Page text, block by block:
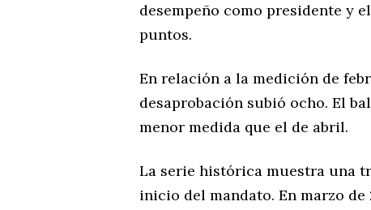
desempeño como presidente y
puntos.
En relación a la medición de
desaprobación subió ocho. El
menor medida que el de abril.
La serie histórica muestra una
inicio del mandato. En marzo